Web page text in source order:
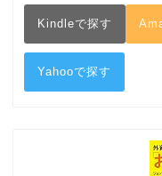
Kindleで探す
Yahooで探す